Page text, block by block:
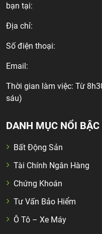
bạn tại:
Địa chỉ:
Số điện thoại:
Email:
Thời gian làm việc: Từ
sáu)
DANH MỤC NỔI BẬC
Bất Động Sản
Tài Chính Ngân Hàng
Chứng Khoán
Tư Vấn Bảo Hiểm
Ô Tô – Xe Máy